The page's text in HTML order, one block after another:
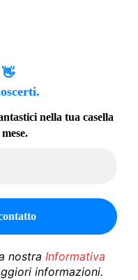
👋
nella tua casella
nostra Informativa
informazioni.